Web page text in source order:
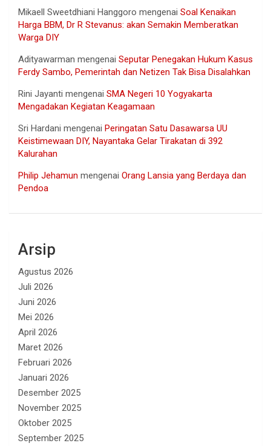
Mikaell Sweetdhiani Hanggoro mengenai Soal Kenaikan
Harga BBM, Dr R Stevanus: akan Semakin Memberatkan
Warga DIY
Adityawarman mengenai Seputar Penegakan Hukum Kasus
Ferdy Sambo, Pemerintah dan Netizen Tak Bisa Disalahkan
Rini Jayanti mengenai SMA Negeri 10 Yogyakarta
Mengadakan Kegiatan Keagamaan
Sri Hardani mengenai Peringatan Satu Dasawarsa UU
Keistimewaan DIY, Nayantaka Gelar Tirakatan di 392
Kalurahan
Philip Jehamun mengenai Orang Lansia yang Berdaya dan
Pendoa
Arsip
Agustus 2026
Juli 2026
Juni 2026
Mei 2026
April 2026
Maret 2026
Februari 2026
Januari 2026
Desember 2025
November 2025
Oktober 2025
September 2025